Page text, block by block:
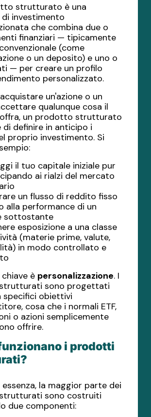
strutturato è una
investimento
che combina due o
finanziari — tipicamente
(come
o un deposito) e uno o
— per creare un profilo
personalizzato.
un'azione o un
qualunque cosa il
un prodotto strutturato
definire in anticipo i
proprio investimento. Si
il tuo capitale iniziale pur
ai rialzi del mercato
un flusso di reddito fisso
alla performance di un
sottostante
esposizione a una classe
(materie prime, valute,
in modo controllato e
è personalizzazione. I
sono progettati
specifici obiettivi
cosa che i normali ETF,
o azioni semplicemente
offrire.
i prodotti
essenza, la maggior parte dei
sono costruiti
due componenti: